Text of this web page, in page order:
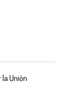
Unión